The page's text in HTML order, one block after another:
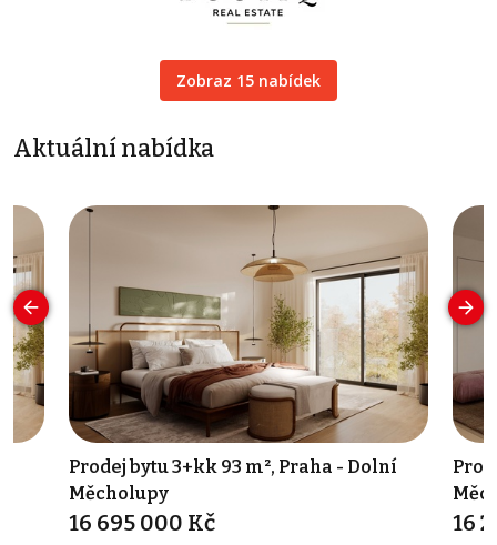
Zobraz 15 nabídek
Aktuální nabídka
Prodej bytu 3+kk 93 m², Praha - Dolní
Měcholupy
16 695 000 Kč 16